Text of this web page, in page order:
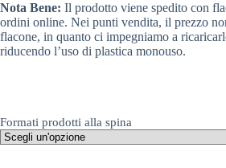
Nota Bene: Il prodotto viene spedito con
ordini online. Nei punti vendita, il prezzo
flacone, in quanto ci impegniamo a
riducendo l’uso di plastica monouso.
Formati prodotti alla spina